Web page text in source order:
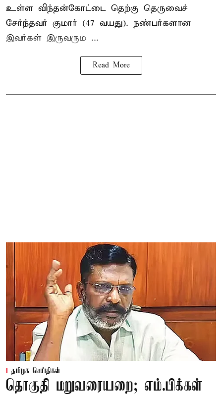
உள்ள விந்தன்கோட்டை தெற்கு தெருவைச்
சேர்ந்தவர் குமார் (47 வயது). நண்பர்களான
இவர்கள் இருவரும ...
Read More
தமிழக செய்திகள்
தொகுதி மறுவரையறை; எம்.பிக்கள்